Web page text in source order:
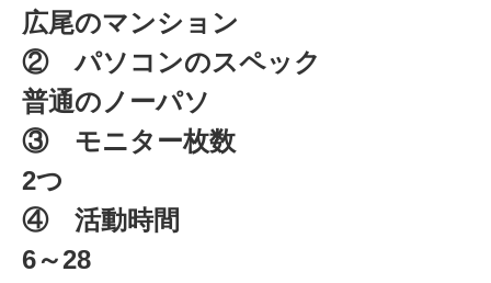
広尾のマンション
② パソコンのスペック
普通のノーパソ
③ モニター枚数
2つ
④ 活動時間
6～28